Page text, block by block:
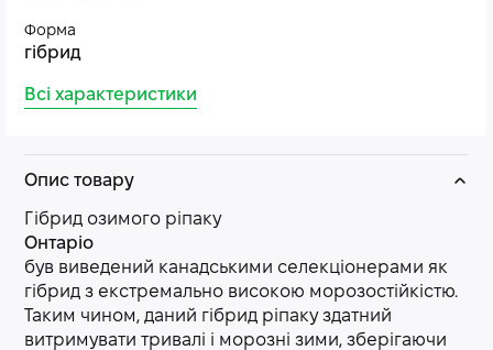
Форма
гібрид
Всі характеристики
Опис товару
Гібрид озимого ріпаку
Онтаріо
був виведений канадськими селекціонерами як
гібрид з екстремально високою морозостійкістю.
Таким чином, даний гібрид ріпаку здатний
витримувати тривалі і морозні зими, зберігаючи